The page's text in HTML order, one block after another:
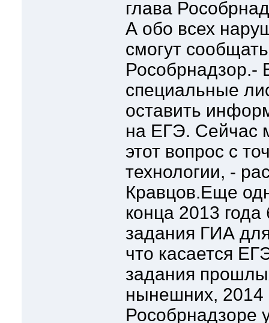
глава
А обо всех
смогут
специальные
оставить
на ЕГЭ. Сейчас
этот вопрос с
технологии, -
Кравцов.Еще
конца 2013 года
задания ГИА
что касается
задания
нынешних, 2014
Рособрнадзоре